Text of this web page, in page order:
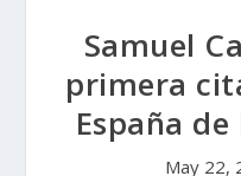
Samuel
primera
España
May 22,